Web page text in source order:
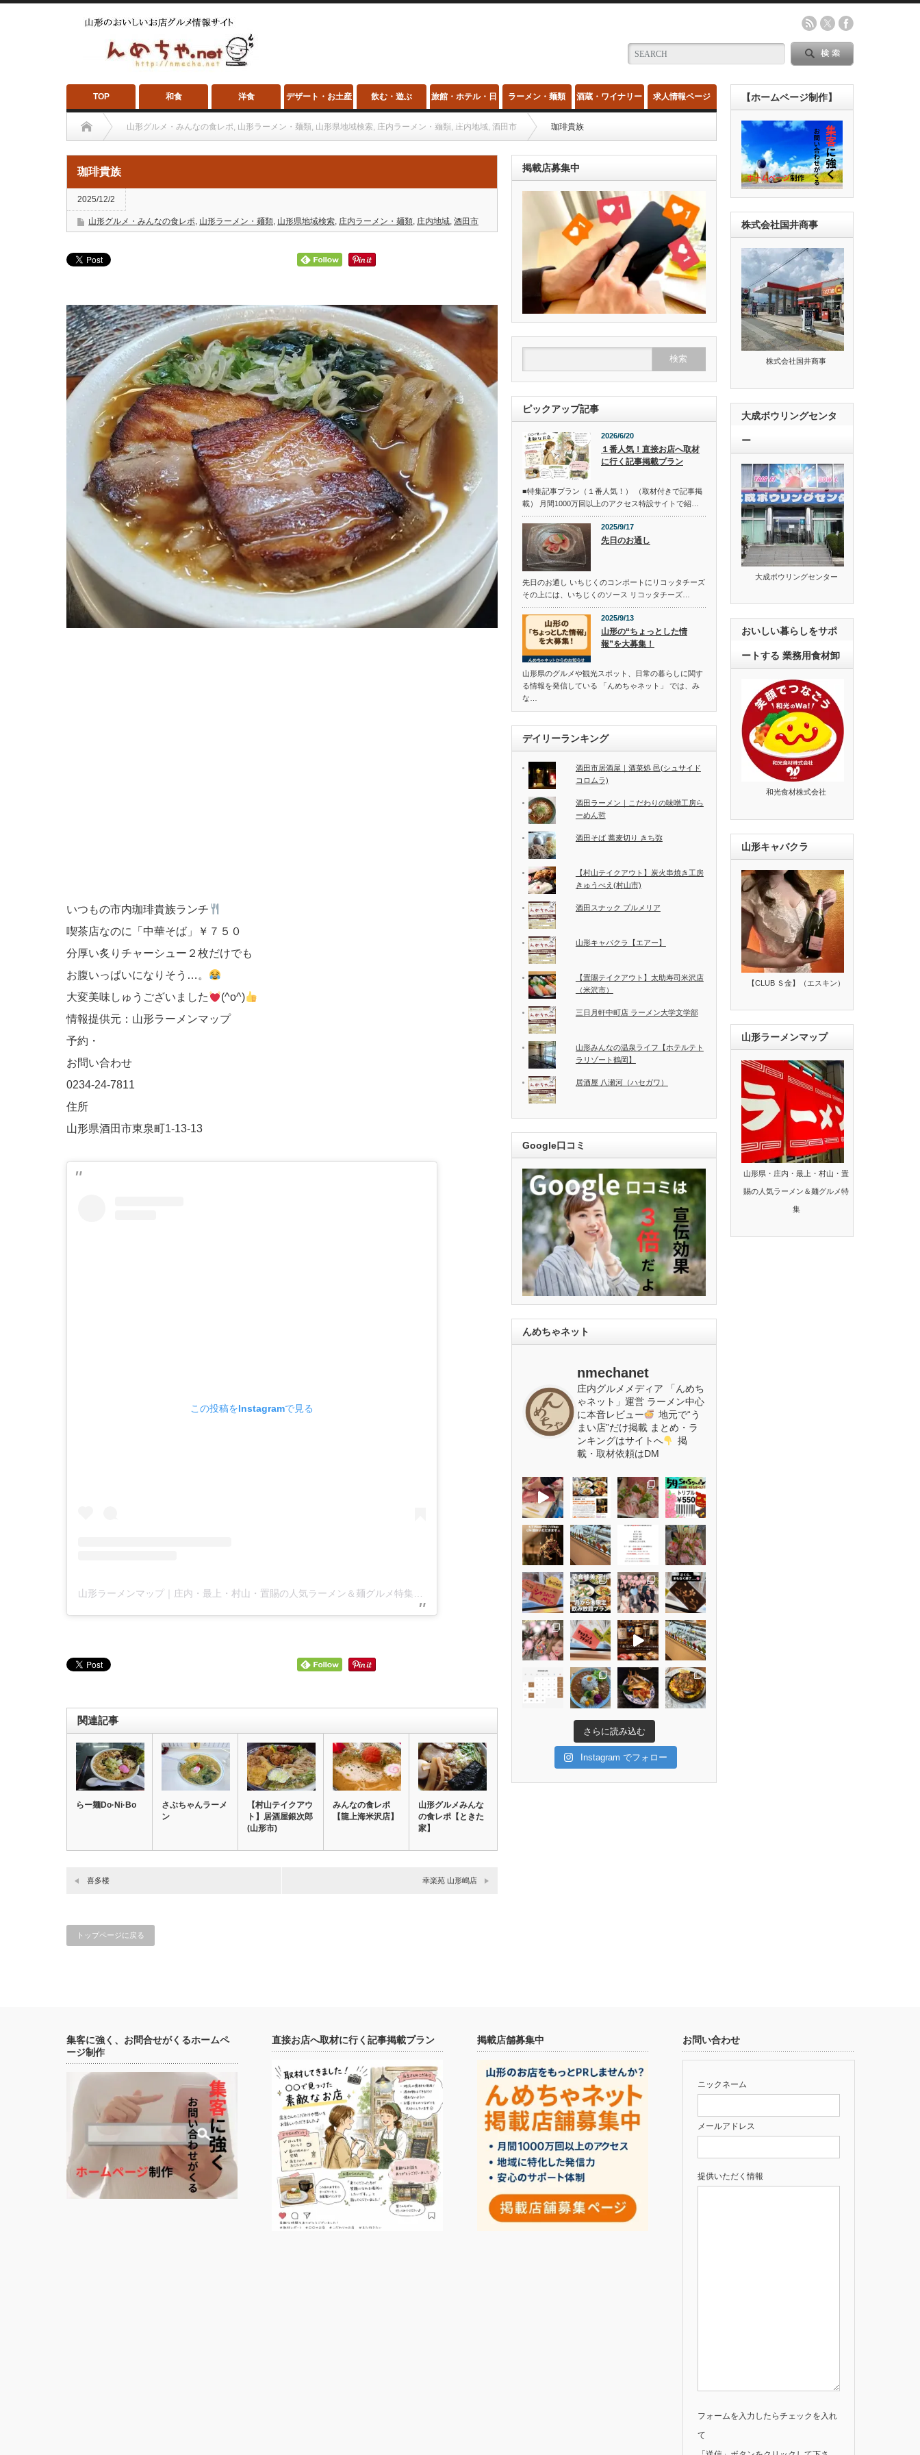
TOP 和食 洋食 デザート・お土産 飲む・遊ぶ 旅館・ホテル・日
帰り温泉・スパ
ラーメン・麺類 酒蔵・ワイナリー 求人情報ページ
山形グルメ・みんなの食レポ, 山形ラーメン・麺類, 山形県地域検索, 庄内ラーメン・麺類, 庄内地域, 酒田市 珈琲貴族
珈琲貴族
2025/12/2
山形グルメ・みんなの食レポ, 山形ラーメン・麺類, 山形県地域検索, 庄内ラーメン・麺類, 庄内地域, 酒田市
いつもの市内珈琲貴族ランチ
喫茶店なのに「中華そば」￥７５０
分厚い炙りチャーシュー２枚だけでも
お腹いっぱいになりそう…。
大変美味しゅうございました
(^o^)
情報提供元：山形ラーメンマップ
予約・
お問い合わせ
0234-24-7811
住所
山形県酒田市東泉町1-13-13
この投稿をInstagramで見る
関連記事
らー麺Do·Ni·Bo
さぶちゃんラーメ
ン
【村山テイクアウ
ト】居酒屋銀次郎
(山形市)
みんなの食レポ
【龍上海米沢店】
山形グルメみんな
の食レポ【ときた
家】
喜多楼 幸楽苑 山形嶋店
トップページに戻る
掲載店募集中
ピックアップ記事
2026/6/20
１番人気！直接お店へ取材
に行く記事掲載プラン
■特集記事プラン（１番人気！） （取材付きで記事掲
載） 月間1000万回以上のアクセス特設サイトで紹…
2025/9/17
先日のお通し
先日のお通し いちじくのコンポートにリコッタチーズ
その上には、いちじくのソース リコッタチーズ…
2025/9/13
山形の“ちょっとした情
報”を大募集！
山形県のグルメや観光スポット、日常の暮らしに関す
る情報を発信している 「んめちゃネット」 では、み
な…
デイリーランキング
酒田市居酒屋｜酒菜処 邑(シュサイド
コロムラ)
酒田ラーメン｜こだわりの味噌工房ら
ーめん哲
酒田そば 蕎麦切り きち弥
【村山テイクアウト】炭火串焼き工房
きゅうべえ(村山市)
酒田スナック プルメリア
山形キャバクラ【エアー】
【置賜テイクアウト】太助寿司米沢店
（米沢市）
三日月軒中町店 ラーメン大学文学部
山形みんなの温泉ライフ【ホテルテト
ラリゾート鶴岡】
居酒屋 八瀬河（ハセガワ）
Google口コミ
んめちゃネット
nmechanet
庄内グルメメディア 「んめち
ゃネット」運営 ラーメン中心
に本音レビュー
地元で“う
まい店”だけ掲載 まとめ・ラ
ンキングはサイトへ
掲
載・取材依頼はDM
さらに読み込む
Instagram でフォロー
【ホームページ制作】
株式会社国井商事
株式会社国井商事
大成ボウリングセンタ
ー
大成ボウリングセンター
おいしい暮らしをサポ
ートする 業務用食材卸
和光食材株式会社
山形キャバクラ
【CLUB Ｓ金】（エスキン）
山形ラーメンマップ
山形県・庄内・最上・村山・置
賜の人気ラーメン＆麺グルメ特
集
集客に強く、お問合せがくるホームペ
ージ制作
直接お店へ取材に行く記事掲載プラン 掲載店舗募集中 お問い合わせ
ニックネーム
メールアドレス
提供いただく情報
フォームを入力したらチェックを入れ
て